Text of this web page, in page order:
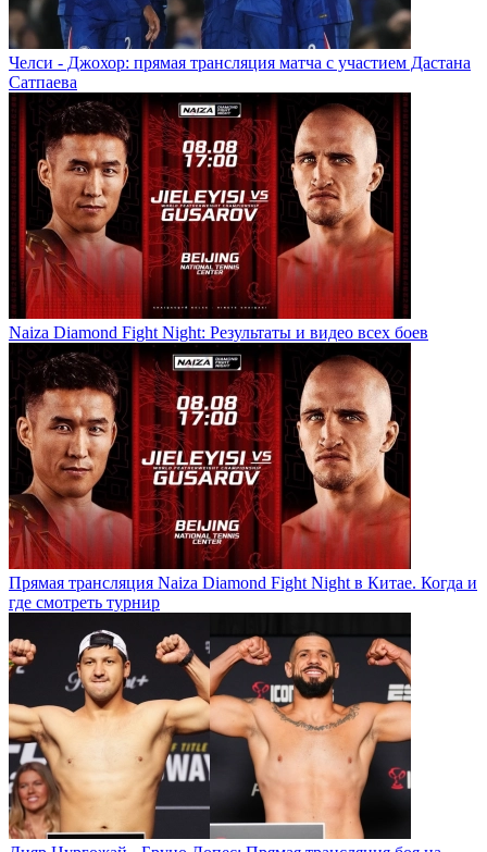
Челси - Джохор: прямая трансляция матча с участием Дастана
Сатпаева
Naiza Diamond Fight Night: Результаты и видео всех боев
Прямая трансляция Naiza Diamond Fight Night в Китае. Когда и
где смотреть турнир